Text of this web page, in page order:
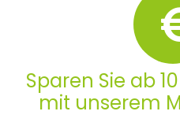
Sparen Sie ab
mit unserem